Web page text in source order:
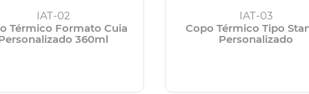
IAT-02
Térmico Formato Cuia
360ml
IAT-03
Copo Térmico Tipo
Personalizado